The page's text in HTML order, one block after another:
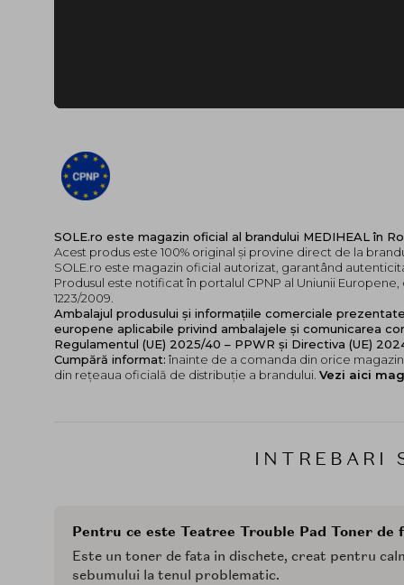
SOLE.ro este magazin oficial al brandului MEDIHEAL în
Acest produs este 100% original și provine direct de la
SOLE.ro este magazin oficial autorizat, garantând
Produsul este notificat în portalul CPNP al Uniunii
1223/2009.
Ambalajul produsului și informațiile comerciale
europene aplicabile privind ambalajele și comunicarea
Regulamentul (UE) 2025/40 – PPWR și Directiva (UE)
Cumpără informat: înainte de a comanda din orice
din rețeaua oficială de distribuție a brandului. Vezi aici
INTREBARI
Pentru ce este Teatree Trouble Pad Toner de
Este un toner de fata in dischete, creat pentru
sebumului la tenul problematic.